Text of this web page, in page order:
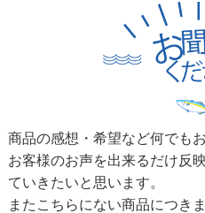
商品の感想・希望など何でも
お客様のお声を出来るだけ反
ていきたいと思います。
またこちらにない商品につき